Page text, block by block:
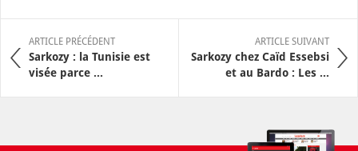
ARTICLE PRÉCÉDENT
Sarkozy : la Tunisie est
visée parce ...
ARTICLE SUIVANT
Sarkozy chez Caïd Essebsi
et au Bardo : Les ...